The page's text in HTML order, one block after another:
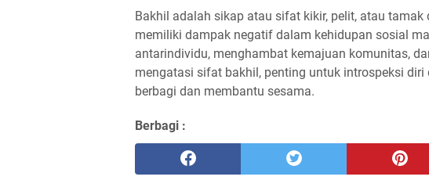
Bakhil adalah sikap atau sifat kikir, pelit, atau
memiliki dampak negatif dalam kehidupan sosial
antarindividu, menghambat kemajuan komunitas,
mengatasi sifat bakhil, penting untuk introspeksi
berbagi dan membantu sesama.
Berbagi :